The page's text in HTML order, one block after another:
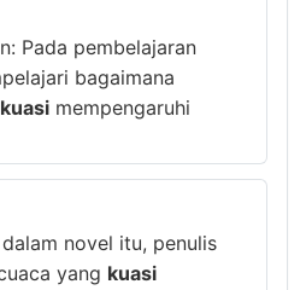
Pada pembelajaran
bagaimana
kuasi mempengaruhi
novel itu, penulis
yang kuasi